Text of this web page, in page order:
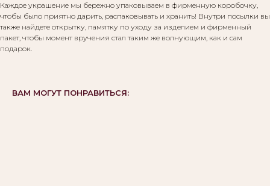
Каждое украшение мы бережно упаковываем в фирменную коробочку,
чтобы было приятно дарить, распаковывать и хранить! Внутри посылки вы
также найдете открытку, памятку по уходу за изделием и фирменный
пакет, чтобы момент вручения стал таким же волнующим, как и сам
подарок.
ВАМ МОГУТ ПОНРАВИТЬСЯ: